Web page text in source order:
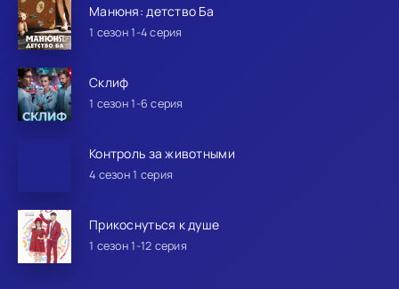
Манюня: детство Ба
1 сезон 1-4 серия
Склиф
1 сезон 1-6 серия
Контроль за животными
4 сезон 1 серия
Прикоснуться к душе
1 сезон 1-12 серия